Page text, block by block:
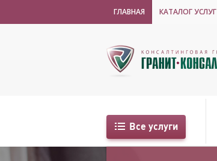
ГЛАВНАЯ КАТАЛОГ УСЛУГ
Все услуги